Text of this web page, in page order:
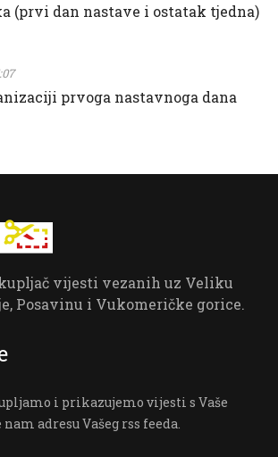
(prvi dan nastave i ostatak tjedna)
prvoga nastavnoga dana
vijesti vezanih uz Veliku
Posavinu i Vukomeričke gorice.
i prikazujemo vijesti s Vaše
adresu Vašeg rss feeda.